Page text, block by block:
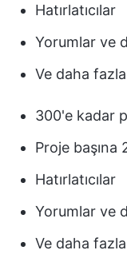
Hatırlatıcılar
Yorumlar ve
Ve daha
300'e kadar
Proje başına
Hatırlatıcılar
Yorumlar ve
Ve daha